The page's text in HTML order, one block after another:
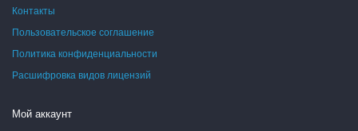
Контакты
Пользовательское соглашение
Политика конфиденциальности
Расшифровка видов лицензий
Мой аккаунт